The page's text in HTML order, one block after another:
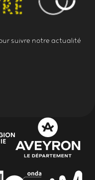
suivre notre actualité